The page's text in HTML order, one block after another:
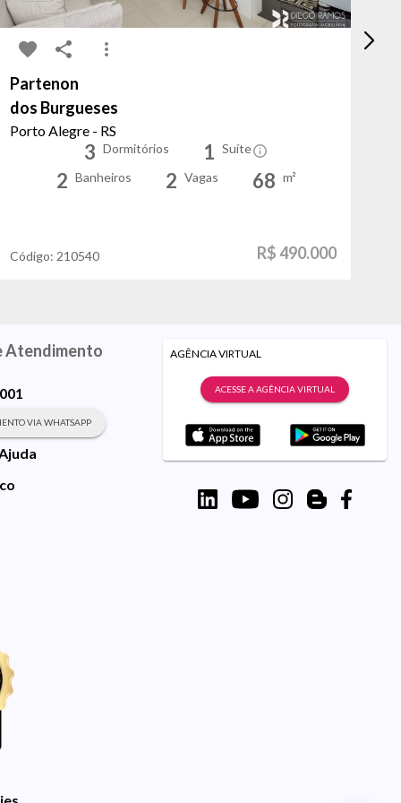
Partenon
dos Burgueses
Porto Alegre - RS
3 Dormitórios 1 Suíte
2 Banheiros 2 Vagas 68 m²
Código: 210540 R$ 490.000
Atendimento
VIA WHATSAPP
AGÊNCIA VIRTUAL
ACESSE A AGÊNCIA VIRTUAL